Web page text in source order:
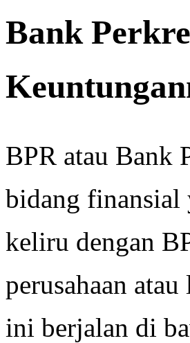
Bank
BPR atau Bank
bidang
keliru dengan
perusahaan
ini berjalan di